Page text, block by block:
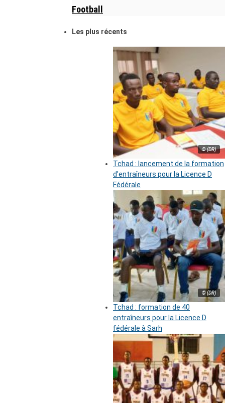
Football
Les plus récents
© (DR)
Tchad : lancement de la formation
d’entraîneurs pour la Licence D
Fédérale
© (DR)
Tchad : formation de 40
entraîneurs pour la Licence D
fédérale à Sarh